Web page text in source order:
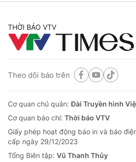
THỜI BÁO VTV
Theo dõi báo trên
Cơ quan chủ quản:Đài Truyền hình
Cơ quan báo chí: Thời báo VTV
Giấy phép hoạt động báo in và báo
cấp ngày 29/12/2023
Tổng Biên tập: Vũ Thanh Thủy